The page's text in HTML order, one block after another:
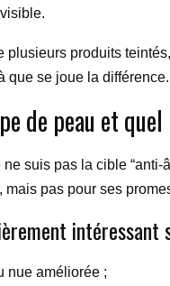
plusieurs produits
que se joue la différence.
de peau et
suis pas la cible
mais pas pour ses
intéressant
nue améliorée ;